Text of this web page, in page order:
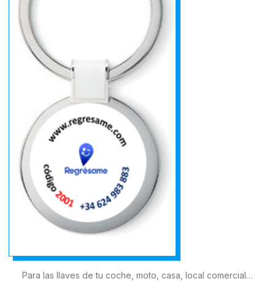
Para las llaves de tu coche, moto, casa, local comercial…